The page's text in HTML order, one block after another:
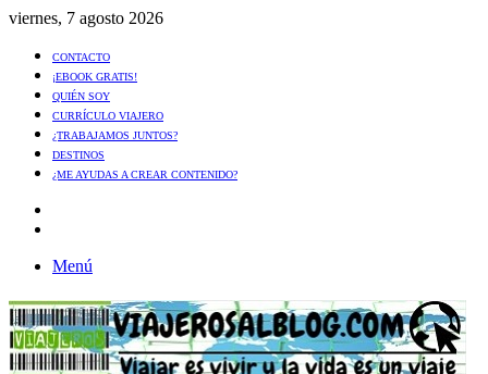
viernes, 7 agosto 2026
CONTACTO
¡EBOOK GRATIS!
QUIÉN SOY
CURRÍCULO VIAJERO
¿TRABAJAMOS JUNTOS?
DESTINOS
¿ME AYUDAS A CREAR CONTENIDO?
Menú